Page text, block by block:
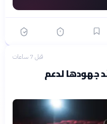
قبل 7 ساعات
جهودها لدعم